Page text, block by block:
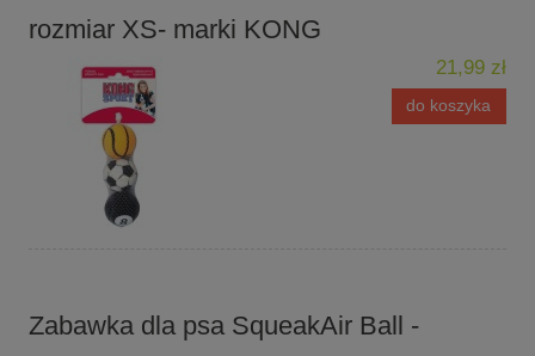
rozmiar XS- marki KONG
21,99 zł
do koszyka
Zabawka dla psa SqueakAir Ball -